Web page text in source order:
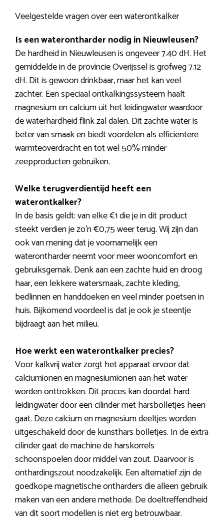
Veelgestelde vragen over een waterontkalker
Is een waterontharder nodig in Nieuwleusen?
De hardheid in Nieuwleusen is ongeveer 7.40 dH. Het
gemiddelde in de provincie Overijssel is grofweg 7.12
dH. Dit is gewoon drinkbaar, maar het kan veel
zachter. Een speciaal ontkalkingssysteem haalt
magnesium en calcium uit het leidingwater waardoor
de waterhardheid flink zal dalen. Dit zachte water is
beter van smaak en biedt voordelen als efficiëntere
warmteoverdracht en tot wel 50% minder
zeepproducten gebruiken.
Welke terugverdientijd heeft een
waterontkalker?
In de basis geldt: van elke €1 die je in dit product
steekt verdien je zo’n €0,75 weer terug. Wij zijn dan
ook van mening dat je voornamelijk een
waterontharder neemt voor meer wooncomfort en
gebruiksgemak. Denk aan een zachte huid en droog
haar, een lekkere watersmaak, zachte kleding,
bedlinnen en handdoeken en veel minder poetsen in
huis. Bijkomend voordeel is dat je ook je steentje
bijdraagt aan het milieu.
Hoe werkt een waterontkalker precies?
Voor kalkvrij water zorgt het apparaat ervoor dat
calciumionen en magnesiumionen aan het water
worden onttrokken. Dit proces kan doordat hard
leidingwater door een cilinder met harsbolletjes heen
gaat. Deze calcium en magnesium deeltjes worden
uitgeschakeld door de kunsthars bolletjes. In de extra
cilinder gaat de machine de harskorrels
schoonspoelen door middel van zout. Daarvoor is
onthardingszout noodzakelijk. Een alternatief zijn de
goedkope magnetische ontharders die alleen gebruik
maken van een andere methode. De doeltreffendheid
van dit soort modellen is niet erg betrouwbaar.